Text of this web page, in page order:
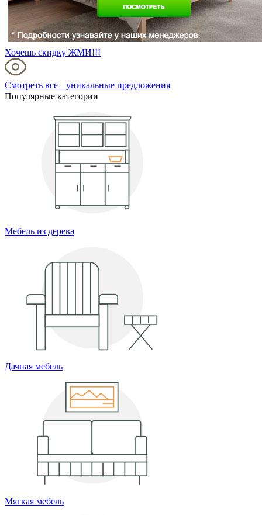
Хочешь скидку ЖМИ!!!
Смотреть все уникальные предложения
Популярные категории
Мебель из дерева
Дачная мебель
Мягкая мебель